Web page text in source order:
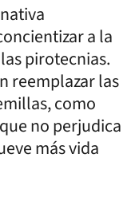
a la
pirotecnias.
reemplazar las
como
no perjudica
más vida